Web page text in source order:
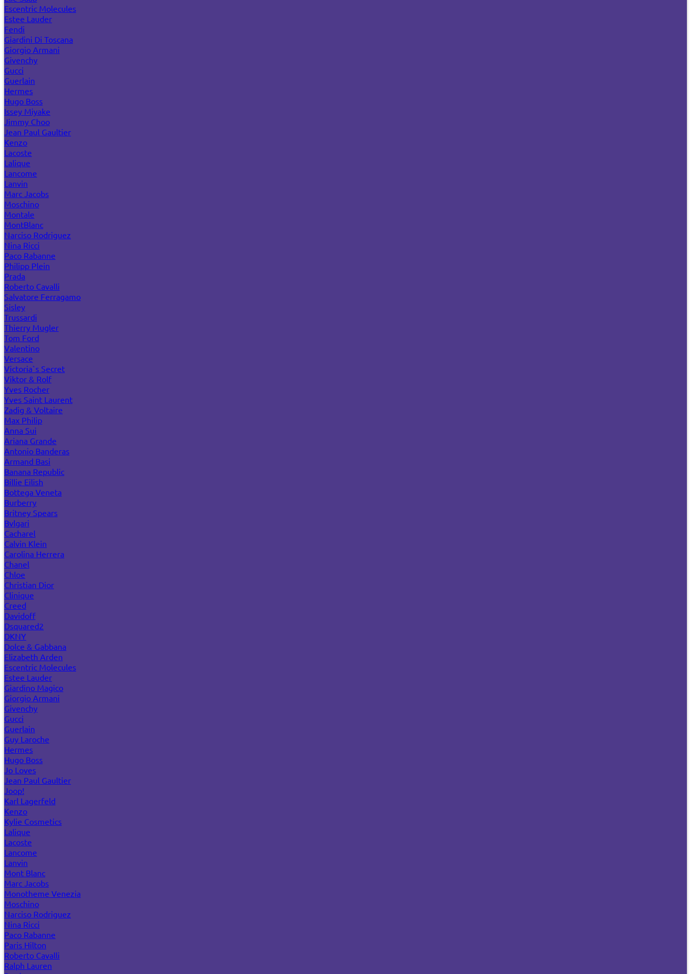
Escentric Molecules
Estee Lauder
Fendi
Giardini Di Toscana
Giorgio Armani
Givenchy
Gucci
Guerlain
Hermes
Hugo Boss
Issey Miyake
Jimmy Choo
Jean Paul Gaultier
Kenzo
Lacoste
Lalique
Lancome
Lanvin
Marc Jacobs
Moschino
Montale
MontBlanc
Narciso Rodriguez
Nina Ricci
Paco Rabanne
Philipp Plein
Prada
Roberto Cavalli
Salvatore Ferragamo
Sisley
Trussardi
Thierry Mugler
Tom Ford
Valentino
Versace
Victoria`s Secret
Viktor & Rolf
Yves Rocher
Yves Saint Laurent
Zadig & Voltaire
Max Philip
Anna Sui
Ariana Grande
Antonio Banderas
Armand Basi
Banana Republic
Billie Eilish
Bottega Veneta
Burberry
Britney Spears
Bvlgari
Cacharel
Calvin Klein
Carolina Herrera
Chanel
Chloe
Christian Dior
Clinique
Creed
Davidoff
Dsquared2
DKNY
Dolce & Gabbana
Elizabeth Arden
Escentric Molecules
Estee Lauder
Giardino Magico
Giorgio Armani
Givenchy
Gucci
Guerlain
Guy Laroche
Hermes
Hugo Boss
Jo Loves
Jean Paul Gaultier
Joop!
Karl Lagerfeld
Kenzo
Kylie Cosmetics
Lalique
Lacoste
Lancome
Lanvin
Mont Blanc
Marc Jacobs
Monotheme Venezia
Moschino
Narciso Rodriguez
Nina Ricci
Paco Rabanne
Paris Hilton
Roberto Cavalli
Ralph Lauren